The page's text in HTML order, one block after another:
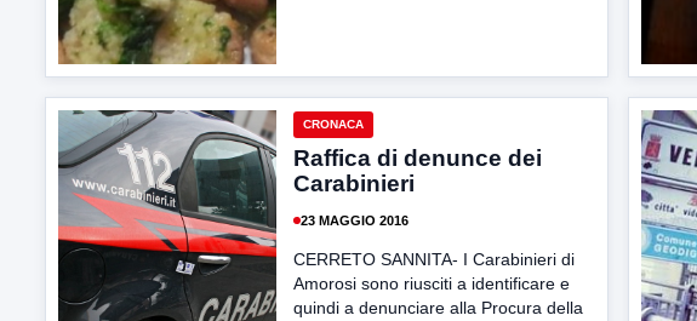
CRONACA
Raffica di denunce dei
Carabinieri
23 MAGGIO 2016
CERRETO SANNITA- I Carabinieri di
Amorosi sono riusciti a identificare e
quindi a denunciare alla Procura della